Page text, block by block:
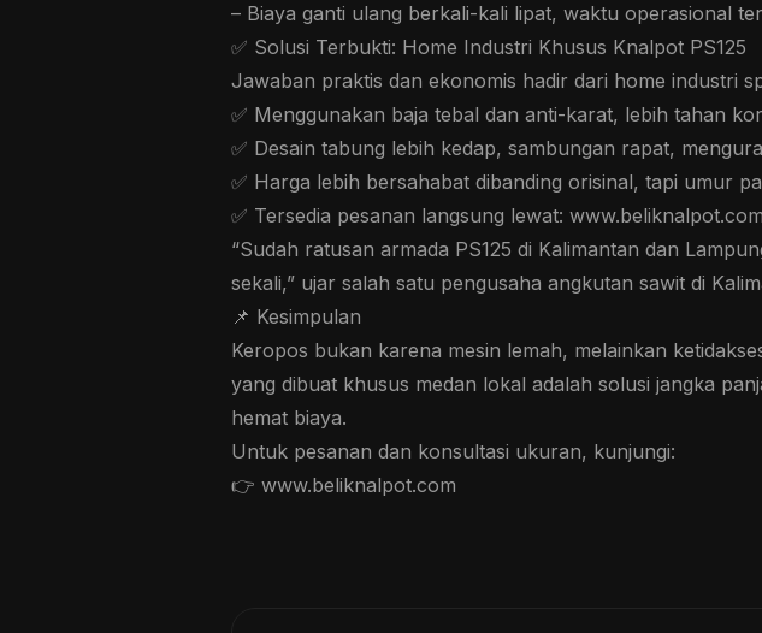
– Biaya ganti ulang berkali-kali lipat, waktu operasional
✅ Solusi Terbukti: Home Industri Khusus Knalpot PS125
Jawaban praktis dan ekonomis hadir dari home industri
✅ Menggunakan baja tebal dan anti-karat, lebih tahan
✅ Desain tabung lebih kedap, sambungan rapat,
✅ Harga lebih bersahabat dibanding orisinal, tapi umur
✅ Tersedia pesanan langsung lewat: www.beliknalpot.com
“Sudah ratusan armada PS125 di Kalimantan dan
sekali,” ujar salah satu pengusaha angkutan sawit di
📌 Kesimpulan
Keropos bukan karena mesin lemah, melainkan
yang dibuat khusus medan lokal adalah solusi jangka
hemat biaya.
Untuk pesanan dan konsultasi ukuran, kunjungi:
👉 www.beliknalpot.com